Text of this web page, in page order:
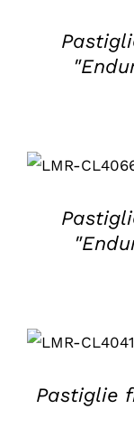
CARRELLO
/
CARRELLO
Pastiglie